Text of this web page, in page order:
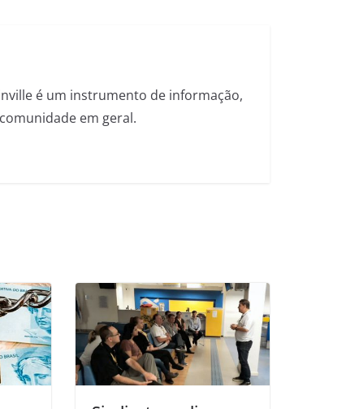
é um instrumento de informação,
em geral.